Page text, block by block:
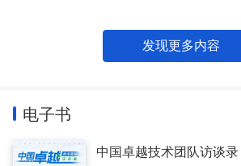
发现更多内容
电子书
中国卓越技术团队访谈录